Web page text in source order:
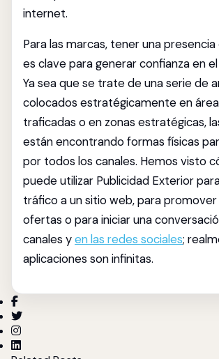
internet.
Para las marcas, tener una presencia
es clave para generar confianza en
Ya sea que se trate de una serie de
colocados estratégicamente en
traficadas o en zonas estratégicas,
están encontrando formas físicas
por todos los canales. Hemos visto
puede utilizar Publicidad Exterior
tráfico a un sitio web, para promover
ofertas o para iniciar una
canales yen las redes sociales;
aplicaciones son infinitas.